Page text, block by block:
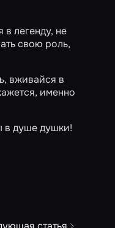
в легенду, не
свою роль,
вживайся в
именно
в душе душки!